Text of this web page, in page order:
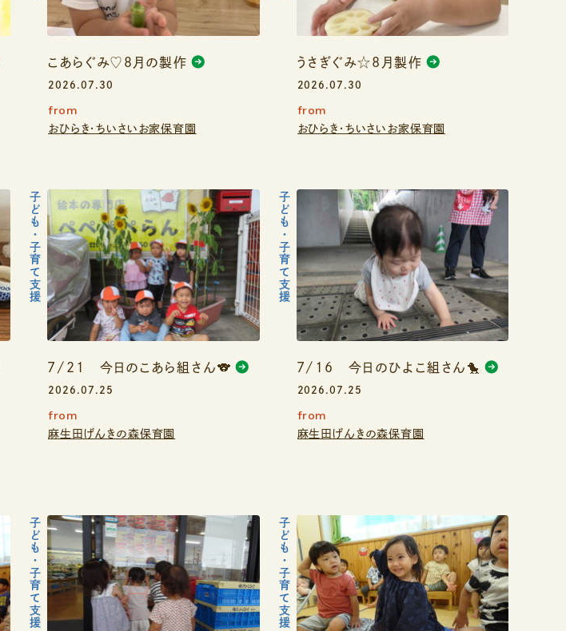
こあらぐみ♡８月の製作
2026.07.30
from
おひらき・ちいさいお家保育園
うさぎぐみ☆8月製作
2026.07.30
from
おひらき・ちいさいお家保育園
7/21 今日のこあら組さん🐨
2026.07.25
from
麻生田げんきの森保育園
子ども・子育て支援
7/16 今日のひよこ組さん🐤
2026.07.25
from
麻生田げんきの森保育園
子ども・子育て支援
子ども・子育て支援 子ども・子育て支援